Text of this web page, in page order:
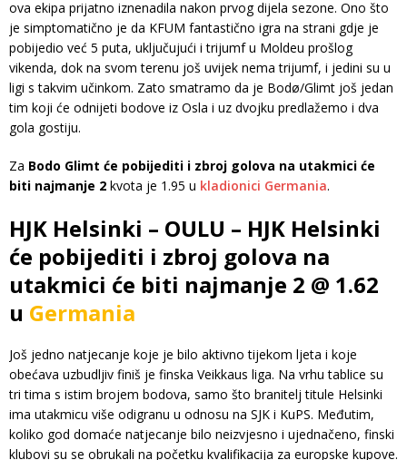
ova ekipa prijatno iznenadila nakon prvog dijela sezone. Ono što
je simptomatično je da KFUM fantastično igra na strani gdje je
pobijedio već 5 puta, uključujući i trijumf u Moldeu prošlog
vikenda, dok na svom terenu još uvijek nema trijumf, i jedini su u
ligi s takvim učinkom. Zato smatramo da je Bodø/Glimt još jedan
tim koji će odnijeti bodove iz Osla i uz dvojku predlažemo i dva
gola gostiju.
Za Bodo Glimt će pobijediti i zbroj golova na utakmici će
biti najmanje 2 kvota je 1.95 u kladionici Germania.
HJK Helsinki – OULU – HJK Helsinki
će pobijediti i zbroj golova na
utakmici će biti najmanje 2 @ 1.62
u Germania
Još jedno natjecanje koje je bilo aktivno tijekom ljeta i koje
obećava uzbudljiv finiš je finska Veikkaus liga. Na vrhu tablice su
tri tima s istim brojem bodova, samo što branitelj titule Helsinki
ima utakmicu više odigranu u odnosu na SJK i KuPS. Međutim,
koliko god domaće natjecanje bilo neizvjesno i ujednačeno, finski
klubovi su se obrukali na početku kvalifikacija za europske kupove.